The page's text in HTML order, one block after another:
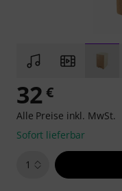
32 €
Alle Preise inkl. MwSt.
Sofort lieferbar
1